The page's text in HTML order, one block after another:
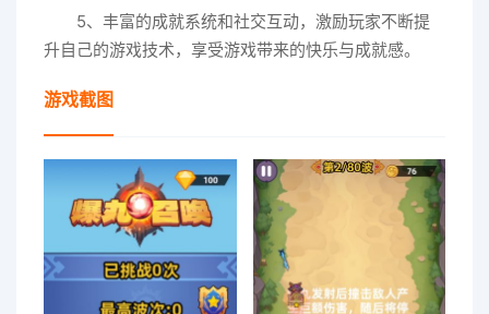
5、丰富的成就系统和社交互动，激励玩家不断提
升自己的游戏技术，享受游戏带来的快乐与成就感。
游戏截图